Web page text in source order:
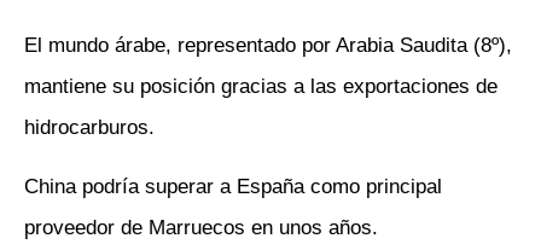
El mundo árabe, representado por Arabia Saudita (8º),
mantiene su posición gracias a las exportaciones de
hidrocarburos.
China podría superar a España como principal
proveedor de Marruecos en unos años.